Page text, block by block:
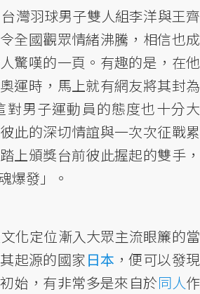
灣羽球男子雙人組李洋與王齊
全國觀眾情緒沸騰，相信也成
驚嘆的一頁。有趣的是，在他
運時，馬上就有網友將其封為
對男子運動員的態度也十分大
此的深切情誼與一次次征戰累
上頒獎台前彼此握起的雙手，
爆發」。
化定位漸入大眾主流眼簾的當
起源的國家 日本 ，便可以發現
始，有非常多是來自於同人作